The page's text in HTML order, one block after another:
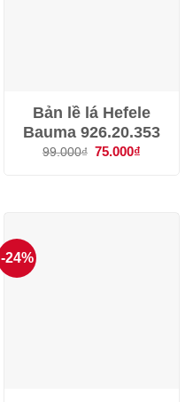
Bản lề lá Hefele
Bauma 926.20.353
99.000₫ Giá
75.000₫
-24%